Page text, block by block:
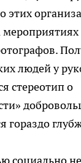
этих
людей у
стереотип о
гораздо
социально